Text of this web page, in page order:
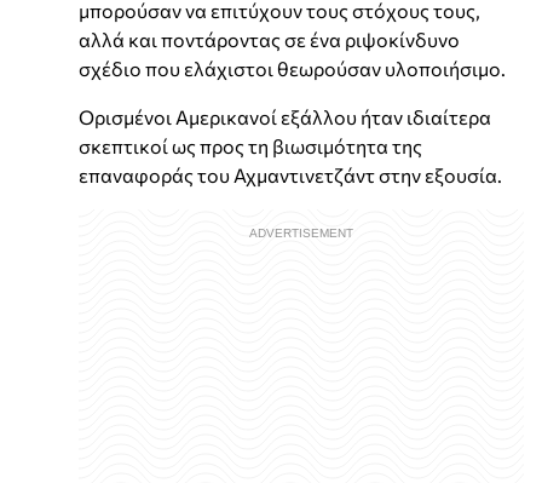
μπορούσαν να επιτύχουν τους στόχους τους,
αλλά και ποντάροντας σε ένα ριψοκίνδυνο
σχέδιο που ελάχιστοι θεωρούσαν υλοποιήσιμο.
Ορισμένοι Αμερικανοί εξάλλου ήταν ιδιαίτερα
σκεπτικοί ως προς τη βιωσιμότητα της
επαναφοράς του Αχμαντινετζάντ στην εξουσία.